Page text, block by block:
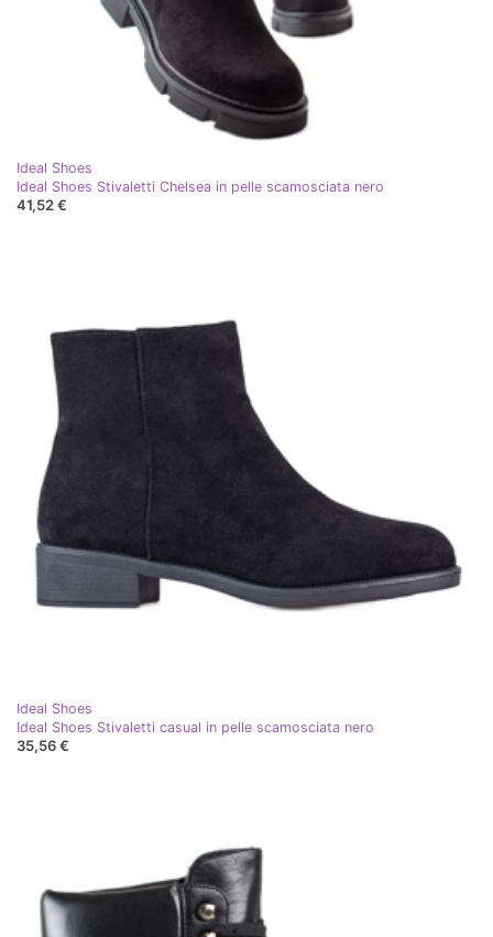
Ideal Shoes
Ideal Shoes Stivaletti Chelsea in pelle scamosciata nero
41,52 €
Ideal Shoes
Ideal Shoes Stivaletti casual in pelle scamosciata nero
35,56 €